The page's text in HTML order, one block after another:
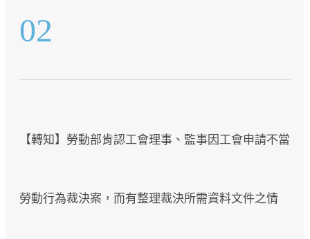
02
【轉知】勞動部肯認工會理事、監事因工會申請不當
勞動行為裁決案，而有整理裁決所需資料文件之情